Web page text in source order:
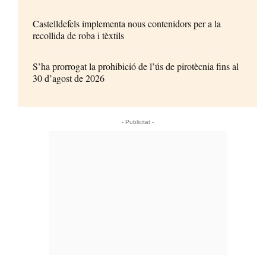
Castelldefels implementa nous contenidors per a la
recollida de roba i tèxtils
S’ha prorrogat la prohibició de l’ús de pirotècnia fins al
30 d’agost de 2026
- Publicitat -